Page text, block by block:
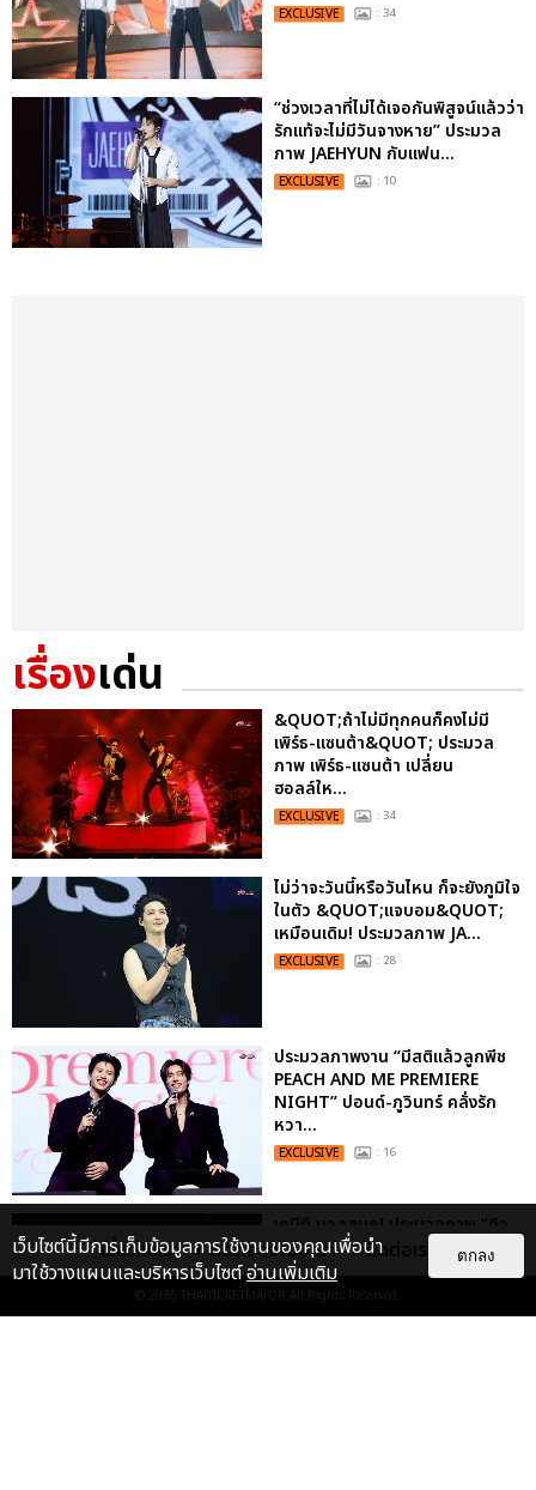
EXCLUSIVE : 34
“ช่วงเวลาที่ไม่ได้เจอกันพิสูจน์แล้วว่า
รักแท้จะไม่มีวันจางหาย” ประมวล
ภาพ JAEHYUN กับแฟน...
EXCLUSIVE : 10
เรื่องเด่น
&QUOT;ถ้าไม่มีทุกคนก็คงไม่มี
เพิร์ธ-แซนต้า&QUOT; ประมวล
ภาพ เพิร์ธ-แซนต้า เปลี่ยน
ฮอลล์ให...
EXCLUSIVE : 34
ไม่ว่าจะวันนี้หรือวันไหน ก็จะยังภูมิใจ
ในตัว &QUOT;แจบอม&QUOT;
เหมือนเดิม! ประมวลภาพ JA...
EXCLUSIVE : 28
ประมวลภาพงาน “มีสติแล้วลูกพีช
PEACH AND ME PREMIERE
NIGHT” ปอนด์-ภูวินทร์ คลั่งรัก
หวา...
EXCLUSIVE : 16
เคมีดี มวลสนุก! ประมวลภาพ “ดิว-
ธี” เปิดตัวซีรีส์ “MR.KILL มังงะสั่ง
ตาย” ในงาน “MR.KILL...
EXCLUSIVE : 14
เกี่ยวกับเรา ติดต่อลงโฆษณา ติดต่อเรา
© 2026 THAITICKETMAJOR All Rights Reserved.
เว็บไซต์นี้มีการเก็บข้อมูลการใช้งานของคุณเพื่อนำ
มาใช้วางแผนและบริหารเว็บไซต์อ่านเพิ่มเติม
ตกลง